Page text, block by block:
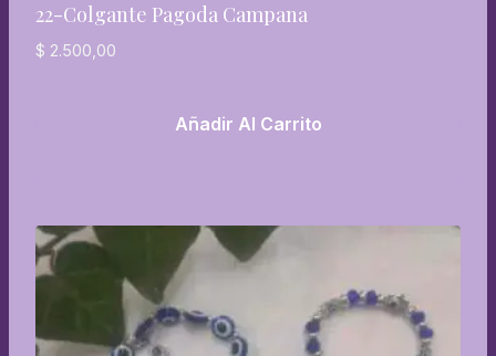
22-Colgante Pagoda Campana
$ 2.500,00
Añadir Al Carrito